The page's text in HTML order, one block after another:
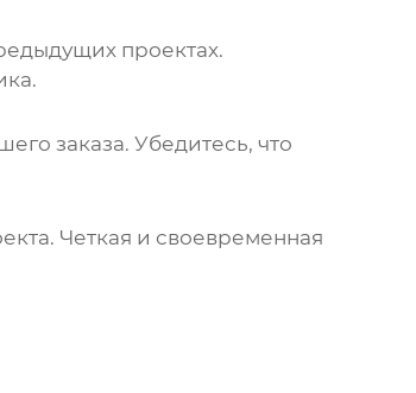
проектах.
заказа. Убедитесь, что
Четкая и своевременная